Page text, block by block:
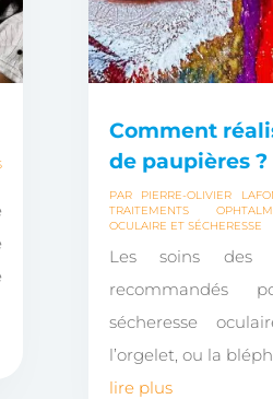
Comment
de paupières ?
PAR PIERRE-OLIVIER
TRAITEMENTS
OCULAIRE ET SÉCHERESSE
Les soins des
recommandés
sécheresse
l’orgelet, ou la
lire plus